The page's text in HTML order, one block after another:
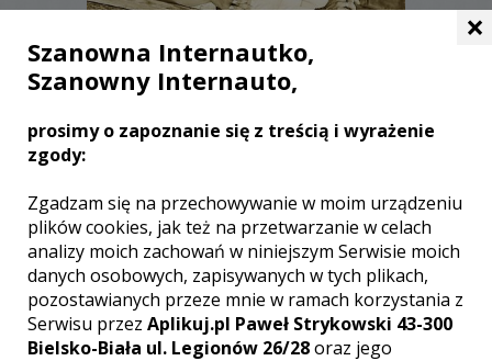
Wojciech - Zabrze
Ocena:0,00 / 5
(0 opinii)
Poleceń: 5
Indywidualne podejście do każdej
uroczystości, profesjonalizm, wysoka
jakość zdjęć oraz niezawodność.
×
Szanowna Internautko,
Szanowny Internauto,
prosimy o zapoznanie się z treścią i wyrażenie
zgody:
Zgadzam się na przechowywanie w moim urządzeniu
plików cookies, jak też na przetwarzanie w celach
analizy moich zachowań w niniejszym Serwisie moich
danych osobowych, zapisywanych w tych plikach,
pozostawianych przeze mnie w ramach korzystania z
Serwisu przez Aplikuj.pl Paweł Strykowski 43-300
Bielsko-Biała ul. Legionów 26/28oraz jego